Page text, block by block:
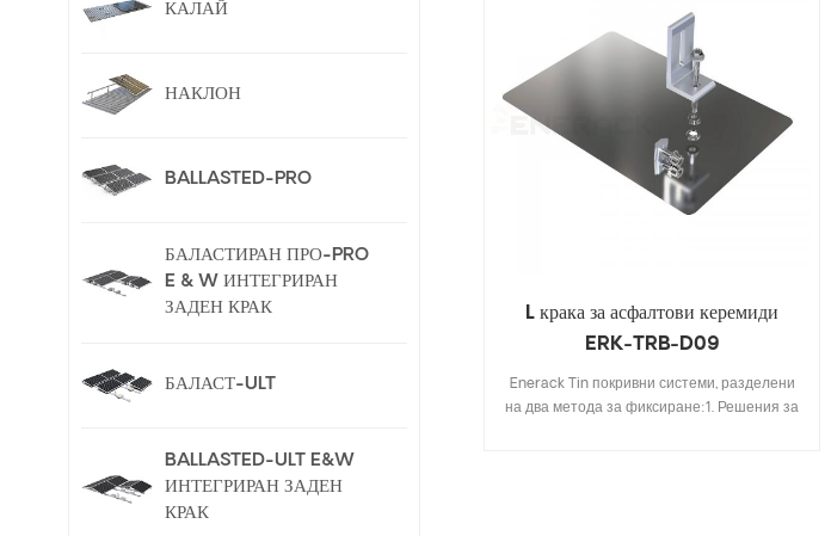
L крака за асфалтови керемиди
ERK-TRB-D09
Enerack Tin покривни системи, разделени
на два метода за фиксиране:1. Решения за
КАЛАЙ
НАКЛОН
BALLASTED-PRO
БАЛАСТИРАН ПРО-PRO
E & W ИНТЕГРИРАН
ЗАДЕН КРАК
БАЛАСТ-ULT
BALLASTED-ULT E&W
ИНТЕГРИРАН ЗАДЕН
КРАК